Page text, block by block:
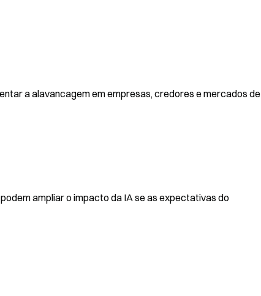
a alavancagem em empresas, credores e mercados de
ampliar o impacto da IA se as expectativas do